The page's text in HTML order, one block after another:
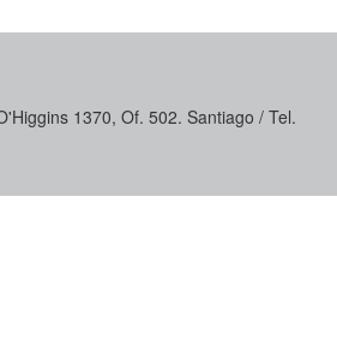
1370, Of. 502. Santiago / Tel.